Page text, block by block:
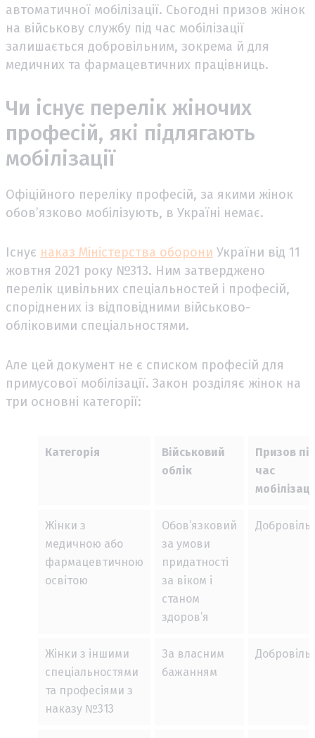
автоматичної мобілізації. Сьогодні призов жінок
на військову службу під час мобілізації
залишається добровільним, зокрема й для
медичних та фармацевтичних працівниць.
Чи існує перелік жіночих
професій, які підлягають
мобілізації
Офіційного переліку професій, за якими жінок
обов’язково мобілізують, в Україні немає.
Існує наказ Міністерства оборони України від 11
жовтня 2021 року №313. Ним затверджено
перелік цивільних спеціальностей і професій,
споріднених із відповідними військово-
обліковими спеціальностями.
Але цей документ не є списком професій для
примусової мобілізації. Закон розділяє жінок на
три основні категорії:
Категорія
Військовий
облік
Призов
час
Жінки з
медичною або
фармацевтичною
освітою
Обов’язковий
за умови
придатності
за віком і
станом
здоров’я
Жінки з іншими
спеціальностями
та професіями з
наказу №313
За власним
бажанням